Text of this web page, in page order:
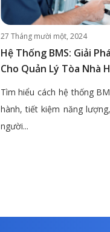
27 Tháng mười một, 2024
Hệ Thống BMS: Giải
Cho Quản Lý Tòa Nhà
Tìm hiểu cách hệ thống
hành, tiết kiệm năng
người...